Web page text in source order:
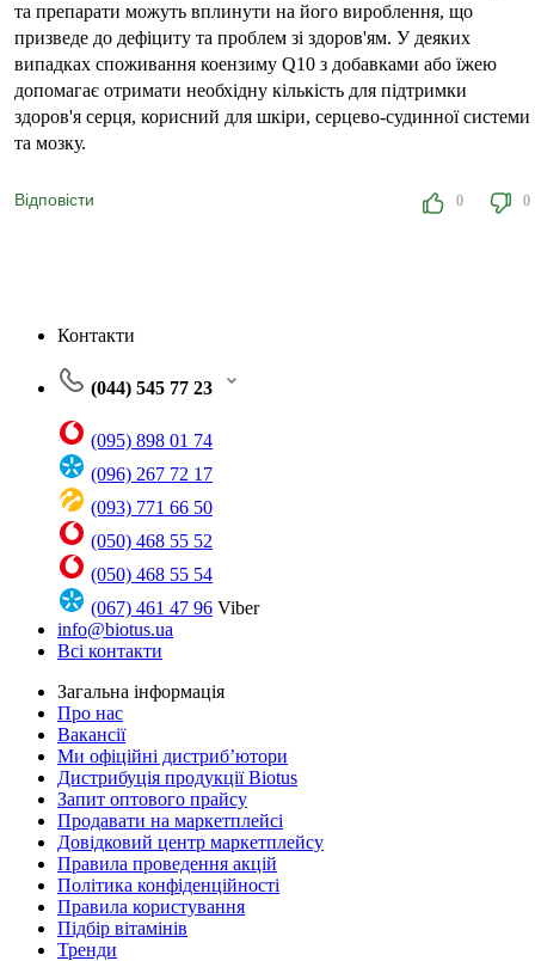
та препарати можуть вплинути на його вироблення, що
призведе до дефіциту та проблем зі здоров'ям. У деяких
випадках споживання коензиму Q10 з добавками або їжею
допомагає отримати необхідну кількість для підтримки
здоров'я серця, корисний для шкіри, серцево-судинної системи
та мозку.
Відповісти 0 0
Контакти
(044) 545 77 23
(095) 898 01 74
(096) 267 72 17
(093) 771 66 50
(050) 468 55 52
(050) 468 55 54
(067) 461 47 96 Viber
info@biotus.ua
Всі контакти
Загальна інформація
Про нас
Вакансії
Ми офіційні дистриб’ютори
Дистрибуція продукції Biotus
Запит оптового прайсу
Продавати на маркетплейсі
Довідковий центр маркетплейсу
Правила проведення акцій
Політика конфіденційності
Правила користування
Підбір вітамінів
Тренди